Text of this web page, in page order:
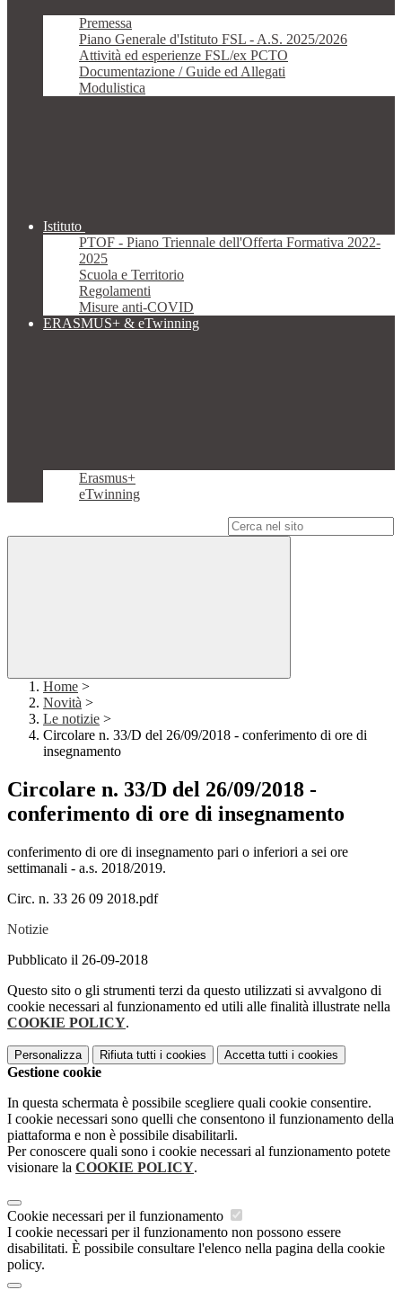
Premessa
Piano Generale d'Istituto FSL - A.S. 2025/2026
Attività ed esperienze FSL/ex PCTO
Documentazione / Guide ed Allegati
Modulistica
Istituto
PTOF - Piano Triennale dell'Offerta Formativa 2022-
2025
Scuola e Territorio
Regolamenti
Misure anti-COVID
ERASMUS+ & eTwinning
Erasmus+
eTwinning
Home >
Novità >
Le notizie >
Circolare n. 33/D del 26/09/2018 - conferimento di ore di
insegnamento
Circolare n. 33/D del 26/09/2018 -
conferimento di ore di insegnamento
conferimento di ore di insegnamento pari o inferiori a sei ore
settimanali - a.s. 2018/2019.
Circ. n. 33 26 09 2018.pdf
Notizie
Pubblicato il 26-09-2018
Questo sito o gli strumenti terzi da questo utilizzati si avvalgono di
cookie necessari al funzionamento ed utili alle finalità illustrate nella
COOKIE POLICY.
Personalizza Rifiuta tutti i cookies Accetta tutti i cookies
Gestione cookie
In questa schermata è possibile scegliere quali cookie consentire.
I cookie necessari sono quelli che consentono il funzionamento della
piattaforma e non è possibile disabilitarli.
Per conoscere quali sono i cookie necessari al funzionamento potete
visionare la COOKIE POLICY.
Cookie necessari per il funzionamento
I cookie necessari per il funzionamento non possono essere
disabilitati. È possibile consultare l'elenco nella pagina della cookie
policy.